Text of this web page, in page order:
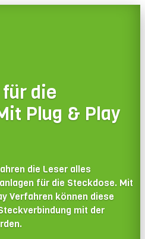
die
Plug & Play
die Leser alles
für die Steckdose. Mit
Verfahren können diese
mit der